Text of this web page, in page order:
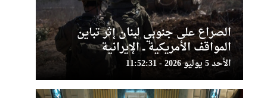
الصراع على جنوبي لبنان إثر تباين
المواقف الأمريكية ــ الإيرانية
الأحد 5 يوليو 2026 - 11:52:31